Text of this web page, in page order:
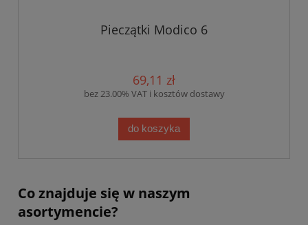
Pieczątki Modico 6
69,11 zł
bez 23.00% VAT i kosztów dostawy
do koszyka
Co znajduje się w naszym
asortymencie?